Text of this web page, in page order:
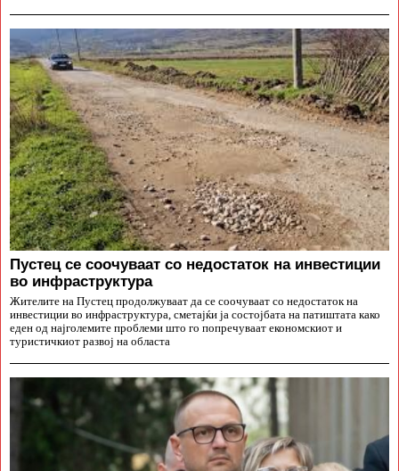
Пустец се соочуваат со недостаток на инвестиции
во инфраструктура
Жителите на Пустец продолжуваат да се соочуваат со недостаток на
инвестиции во инфраструктура, сметајќи ја состојбата на патиштата како
еден од најголемите проблеми што го попречуваат економскиот и
туристичкиот развој на областа